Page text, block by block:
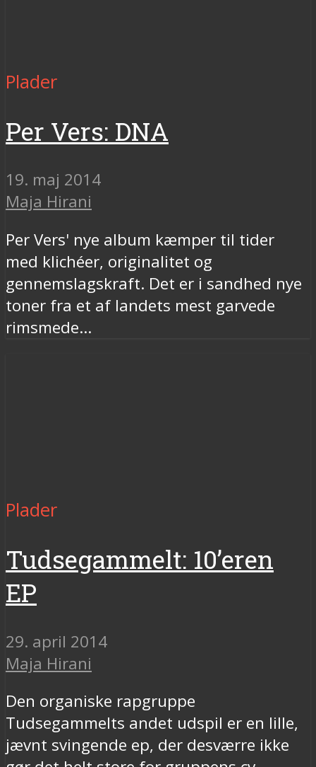
Plader
Per Vers: DNA
19. maj 2014
Maja Hirani
Per Vers' nye album kæmper til tider
med klichéer, originalitet og
gennemslagskraft. Det er i sandhed nye
toner fra et af landets mest garvede
rimsmede...
Plader
Tudsegammelt: 10’eren
EP
29. april 2014
Maja Hirani
Den organiske rapgruppe
Tudsegammelts andet udspil er en lille,
jævnt svingende ep, der desværre ikke